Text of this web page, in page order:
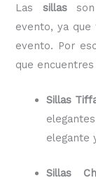
Las sillasson
evento, ya
evento. Por
que
Sillas
elegante
Sillas